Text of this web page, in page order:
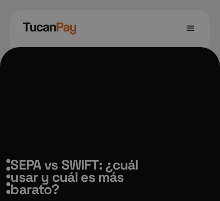
SEPA vs SWIFT: ¿cuál
usar y cuál es más
barato?